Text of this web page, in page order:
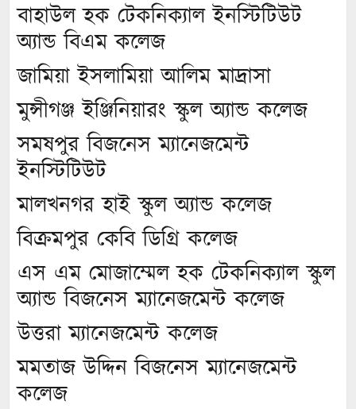
বাহাউল হক টেকনিক্যাল ইনস্টিটিউট
অ্যান্ড বিএম কলেজ
জামিয়া ইসলামিয়া আলিম মাদ্রাসা
মুন্সীগঞ্জ ইঞ্জিনিয়ারং স্কুল অ্যান্ড কলেজ
সমষপুর বিজনেস ম্যানেজমেন্ট
ইনস্টিটিউট
মালখনগর হাই স্কুল অ্যান্ড কলেজ
বিক্রমপুর কেবি ডিগ্রি কলেজ
এস এম মোজাম্মেল হক টেকনিক্যাল স্কুল
অ্যান্ড বিজনেস ম্যানেজমেন্ট কলেজ
উত্তরা ম্যানেজমেন্ট কলেজ
মমতাজ উদ্দিন বিজনেস ম্যানেজমেন্ট
কলেজ